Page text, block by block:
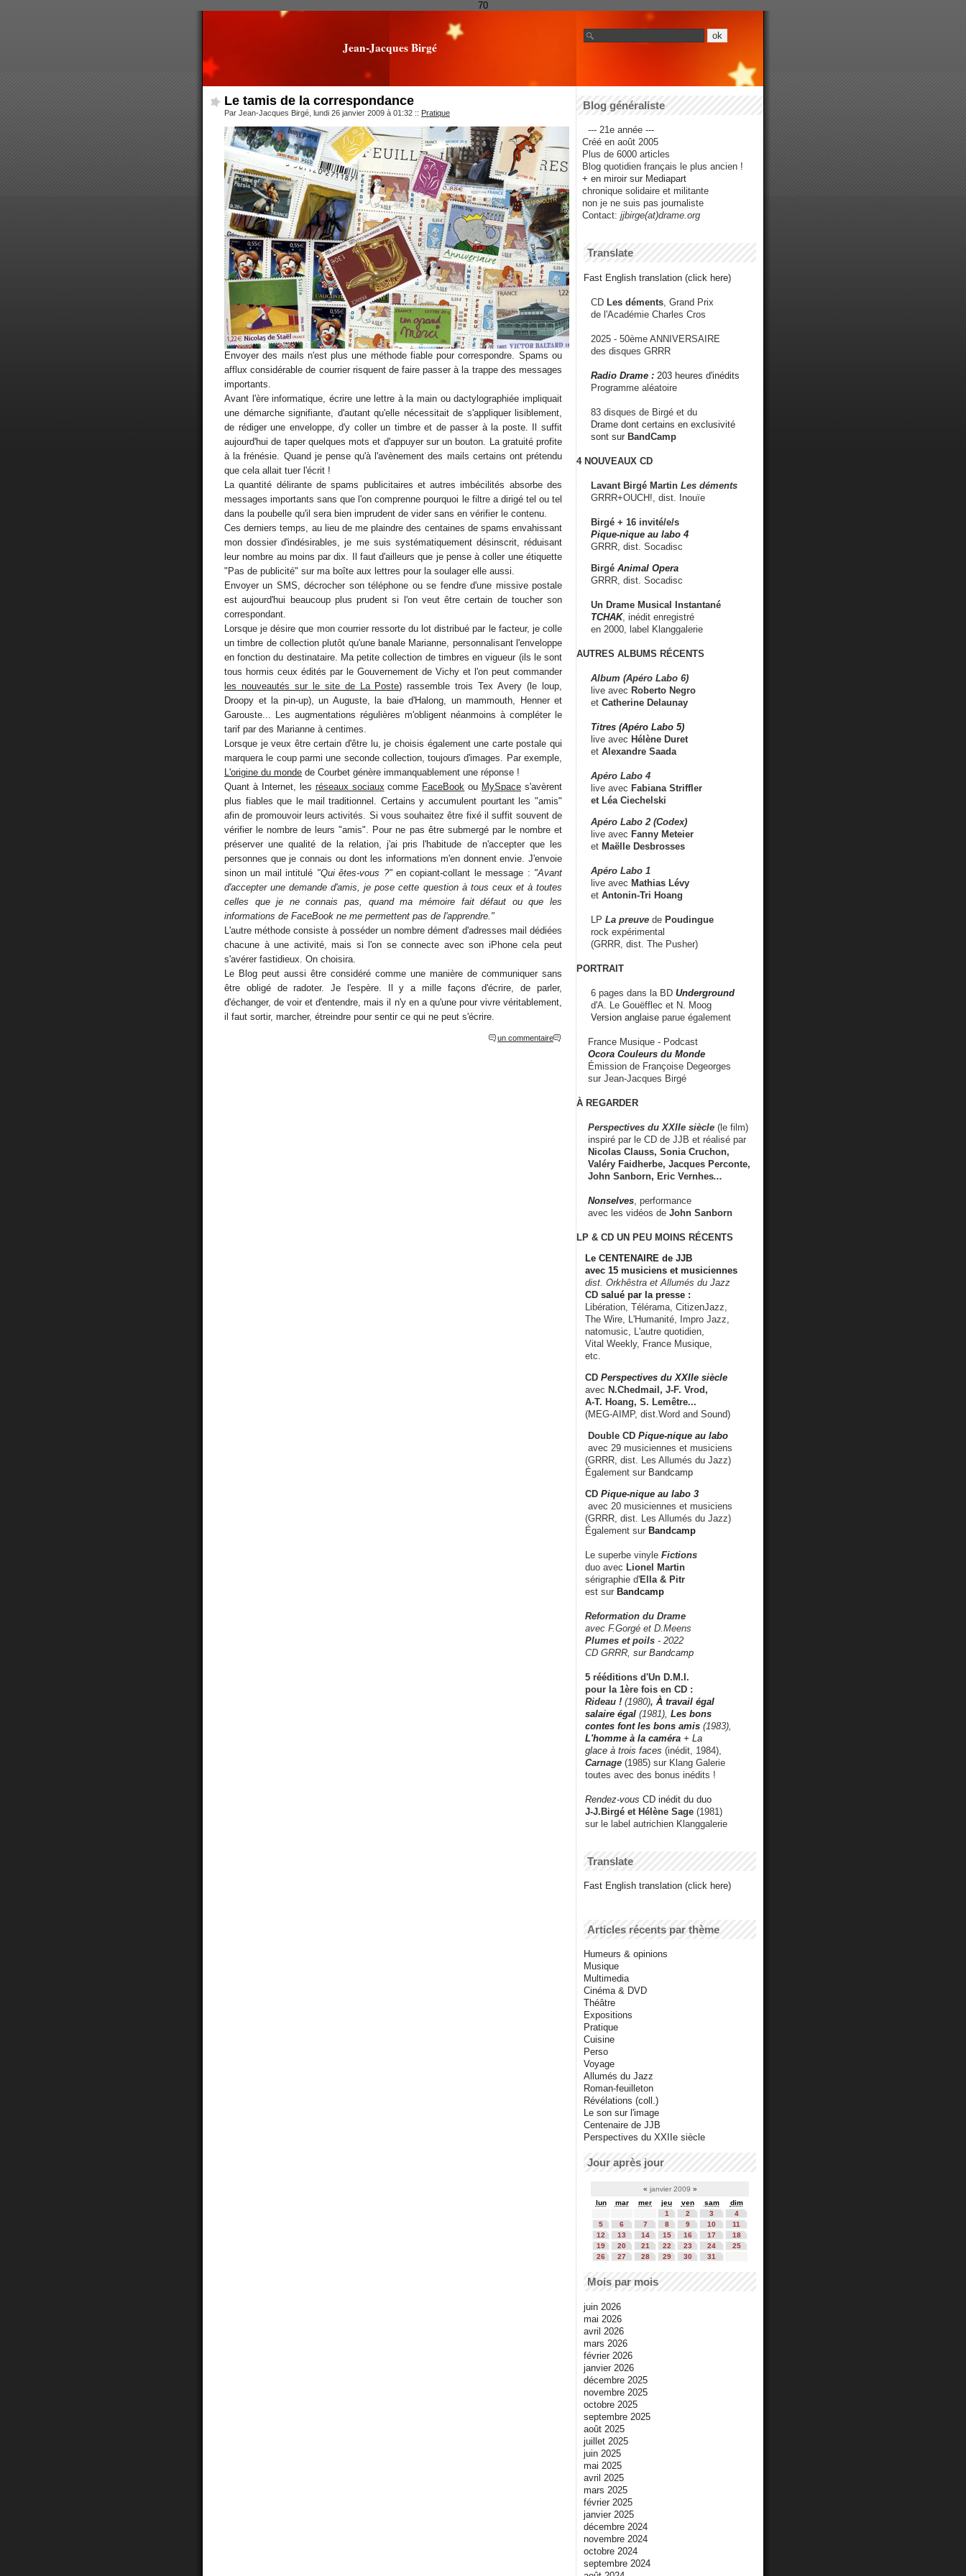
70
Jean-Jacques Birgé
Le tamis de la correspondance
Par Jean-Jacques Birgé, lundi 26 janvier 2009 à 01:32 :: Pratique
Envoyer des mails n'est plus une méthode fiable pour correspondre. Spams ou
afflux considérable de courrier risquent de faire passer à la trappe des messages
importants.
Avant l'ère informatique, écrire une lettre à la main ou dactylographiée impliquait
une démarche signifiante, d'autant qu'elle nécessitait de s'appliquer lisiblement,
de rédiger une enveloppe, d'y coller un timbre et de passer à la poste. Il suffit
aujourd'hui de taper quelques mots et d'appuyer sur un bouton. La gratuité profite
à la frénésie. Quand je pense qu'à l'avènement des mails certains ont prétendu
que cela allait tuer l'écrit !
La quantité délirante de spams publicitaires et autres imbécilités absorbe des
messages importants sans que l'on comprenne pourquoi le filtre a dirigé tel ou tel
dans la poubelle qu'il sera bien imprudent de vider sans en vérifier le contenu.
Ces derniers temps, au lieu de me plaindre des centaines de spams envahissant
mon dossier d'indésirables, je me suis systématiquement désinscrit, réduisant
leur nombre au moins par dix. Il faut d'ailleurs que je pense à coller une étiquette
"Pas de publicité" sur ma boîte aux lettres pour la soulager elle aussi.
Envoyer un SMS, décrocher son téléphone ou se fendre d'une missive postale
est aujourd'hui beaucoup plus prudent si l'on veut être certain de toucher son
correspondant.
Lorsque je désire que mon courrier ressorte du lot distribué par le facteur, je colle
un timbre de collection plutôt qu'une banale Marianne, personnalisant l'enveloppe
en fonction du destinataire. Ma petite collection de timbres en vigueur (ils le sont
tous hormis ceux édités par le Gouvernement de Vichy et l'on peut commander
les nouveautés sur le site de La Poste) rassemble trois Tex Avery (le loup,
Droopy et la pin-up), un Auguste, la baie d'Halong, un mammouth, Henner et
Garouste... Les augmentations régulières m'obligent néanmoins à compléter le
tarif par des Marianne à centimes.
Lorsque je veux être certain d'être lu, je choisis également une carte postale qui
marquera le coup parmi une seconde collection, toujours d'images. Par exemple,
L'origine du monde de Courbet génère immanquablement une réponse !
Quant à Internet, les réseaux sociaux comme FaceBook ou MySpace s'avèrent
plus fiables que le mail traditionnel. Certains y accumulent pourtant les "amis"
afin de promouvoir leurs activités. Si vous souhaitez être fixé il suffit souvent de
vérifier le nombre de leurs "amis". Pour ne pas être submergé par le nombre et
préserver une qualité de la relation, j'ai pris l'habitude de n'accepter que les
personnes que je connais ou dont les informations m'en donnent envie. J'envoie
sinon un mail intitulé "Qui êtes-vous ?"en copiant-collant le message : "Avant
d'accepter une demande d'amis, je pose cette question à tous ceux et à toutes
celles que je ne connais pas, quand ma mémoire fait défaut ou que les
informations de FaceBook ne me permettent pas de l'apprendre."
L'autre méthode consiste à posséder un nombre dément d'adresses mail dédiées
chacune à une activité, mais si l'on se connecte avec son iPhone cela peut
s'avérer fastidieux. On choisira.
Le Blog peut aussi être considéré comme une manière de communiquer sans
être obligé de radoter. Je l'espère. Il y a mille façons d'écrire, de parler,
d'échanger, de voir et d'entendre, mais il n'y en a qu'une pour vivre véritablement,
il faut sortir, marcher, étreindre pour sentir ce qui ne peut s'écrire.
un commentaire
Blog généraliste
--- 21e année ---
Créé en août 2005
Plus de 6000 articles
Blog quotidien français le plus ancien !
+ en miroir sur Mediapart
chronique solidaire et militante
non je ne suis pas journaliste
Contact: jjbirge(at)drame.org
Translate
Fast English translation (click here)
CD Les déments , Grand Prix
de l'Académie Charles Cros
2025 - 50ème ANNIVERSAIRE
des disques GRRR
Radio Drame : 203 heures d'inédits
Programme aléatoire
83 disques de Birgé et du
Drame dont certains en exclusivité
sont sur BandCamp
4 NOUVEAUX CD
Lavant Birgé Martin Les déments
GRRR+OUCH!, dist. Inouïe
Birgé + 16 invité/e/s
Pique-nique au labo 4
GRRR, dist. Socadisc
Birgé Animal Opera
GRRR, dist. Socadisc
Un Drame Musical Instantané
TCHAK, inédit enregistré
en 2000, label Klanggalerie
AUTRES ALBUMS RÉCENTS
Album (Apéro Labo 6)
live avec Roberto Negro
et Catherine Delaunay
Titres (Apéro Labo 5)
live avec Hélène Duret
et Alexandre Saada
Apéro Labo 4
live avec Fabiana Striffler
et Léa Ciechelski
Apéro Labo 2 (Codex)
live avec Fanny Meteier
et Maëlle Desbrosses
Apéro Labo 1
live avec Mathias Lévy
et Antonin-Tri Hoang
LP La preuve de Poudingue
rock expérimental
(GRRR, dist. The Pusher)
PORTRAIT
6 pages dans la BD Underground
d'A. Le Gouëfflec et N. Moog
Version anglaise parue également
France Musique - Podcast
Ocora Couleurs du Monde
Émission de Françoise Degeorges
sur Jean-Jacques Birgé
À REGARDER
Perspectives du XXIIe siècle (le film)
inspiré par le CD de JJB et réalisé par
Nicolas Clauss, Sonia Cruchon,
Valéry Faidherbe, Jacques Perconte,
John Sanborn, Eric Vernhes...
Nonselves , performance
avec les vidéos de John Sanborn
LP & CD UN PEU MOINS RÉCENTS
Le CENTENAIRE de JJB
avec 15 musiciens et musiciennes
dist. Orkhêstra et Allumés du Jazz
CD salué par la presse :
Libération, Télérama, CitizenJazz,
The Wire, L'Humanité, Impro Jazz,
natomusic, L'autre quotidien,
Vital Weekly, France Musique,
etc.
CD Perspectives du XXIIe siècle
avec N.Chedmail, J-F. Vrod,
A-T. Hoang, S. Lemêtre...
(MEG-AIMP, dist.Word and Sound)
Double CD Pique-nique au labo
avec 29 musiciennes et musiciens
(GRRR, dist. Les Allumés du Jazz)
Également sur Bandcamp
CD Pique-nique au labo 3
avec 20 musiciennes et musiciens
(GRRR, dist. Les Allumés du Jazz)
Également sur Bandcamp
Le superbe vinyle Fictions
duo avec Lionel Martin
sérigraphie d'Ella & Pitr
est sur Bandcamp
Reformation du Drame
avec F.Gorgé et D.Meens
Plumes et poils - 2022
CD GRRR, sur Bandcamp
5 rééditions d'Un D.M.I.
pour la 1ère fois en CD :
Rideau ! (1980), À travail égal
salaire égal (1981), Les bons
contes font les bons amis (1983),
L'homme à la caméra + La
glace à trois faces (inédit, 1984),
Carnage (1985) sur Klang Galerie
toutes avec des bonus inédits !
Rendez-vous CD inédit du duo
J-J.Birgé et Hélène Sage (1981)
sur le label autrichien Klanggalerie
Translate
Fast English translation (click here)
Articles récents par thème
Humeurs & opinions
Musique
Multimedia
Cinéma & DVD
Théâtre
Expositions
Pratique
Cuisine
Perso
Voyage
Allumés du Jazz
Roman-feuilleton
Révélations (coll.)
Le son sur l'image
Centenaire de JJB
Perspectives du XXIIe siècle
Jour après jour
« janvier 2009 »
lun
mar mer jeu ven sam
dim
1
2 3
4
5
6 7 8 9 10
11
12
13 14 15 16 17
18
19
20 21 22 23 24
25
26
27 28 29 30 31
Mois par mois
juin 2026
mai 2026
avril 2026
mars 2026
février 2026
janvier 2026
décembre 2025
novembre 2025
octobre 2025
septembre 2025
août 2025
juillet 2025
juin 2025
mai 2025
avril 2025
mars 2025
février 2025
janvier 2025
décembre 2024
novembre 2024
octobre 2024
septembre 2024